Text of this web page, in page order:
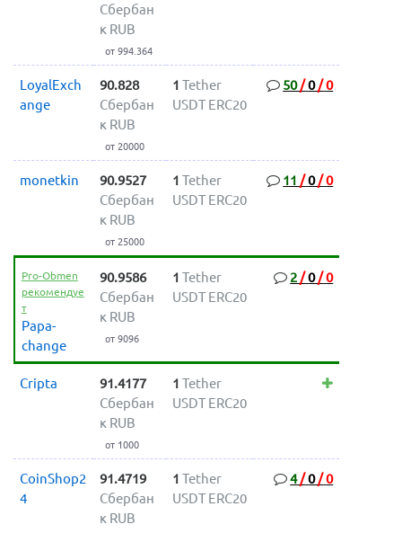
Сбербан
к RUB
от 994.364
LoyalExch
ange
90.828
Сбербан
к RUB
от 20000
1 Tether
USDT ERC20
50/0/0
monetkin
90.9527
Сбербан
к RUB
от 25000
1 Tether
USDT ERC20
11 /0/0
Pro-Obmen
рекомендуе
т
Papa-
change
90.9586
Сбербан
к RUB
от 9096
1 Tether
USDT ERC20
2 /0/0
Cripta
91.4177
Сбербан
к RUB
от 1000
1 Tether
USDT ERC20
CoinShop2
4
91.4719
Сбербан
к RUB
1 Tether
USDT ERC20
4/0/0